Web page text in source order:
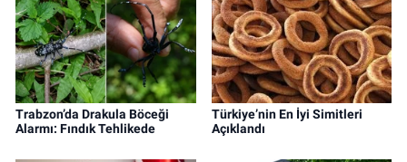
Trabzon’da Drakula Böceği
Alarmı: Fındık Tehlikede
Türkiye’nin En İyi Simitleri
Açıklandı